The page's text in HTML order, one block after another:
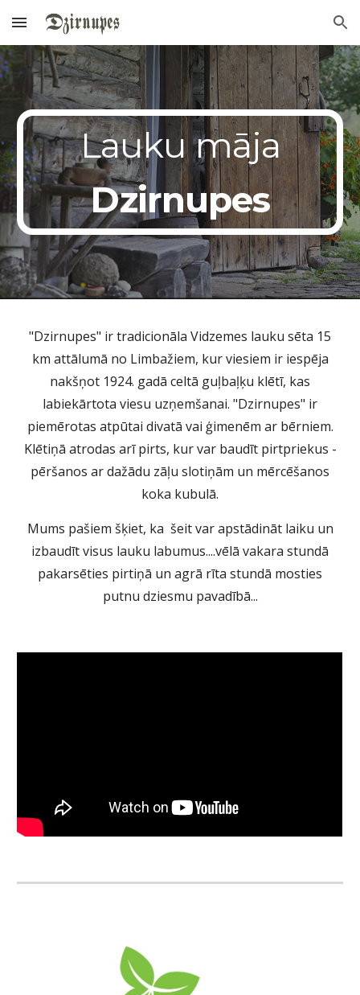
Skip to main content Skip to navigation
Lauku māja
Dzirnupes
"Dzirnupes" ir tradicionāla Vidzemes lauku sēta 15
km attālumā no Limbažiem, kur viesiem ir iespēja
nakšņot 1924. gadā celtā guļbaļķu klētī, kas
labiekārtota viesu uzņemšanai. "Dzirnupes" ir
piemērotas atpūtai divatā vai ģimenēm ar bērniem.
Klētiņā atrodas arī pirts, kur var baudīt pirtpriekus -
pēršanos ar dažādu zāļu slotiņām un mērcēšanos
koka kubulā.
Mums pašiem šķiet, ka šeit var apstādināt laiku un
izbaudīt visus lauku labumus....vēlā vakara stundā
pakarsēties pirtiņā un agrā rīta stundā mosties
putnu dziesmu pavadībā...